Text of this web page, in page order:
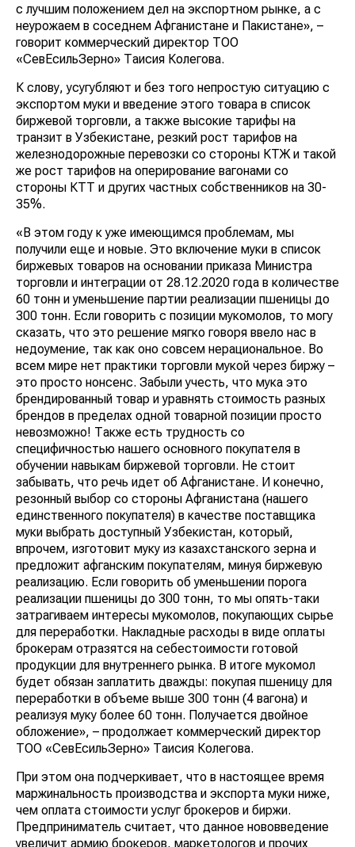
с лучшим положением дел на экспортном рынке, а с
неурожаем в соседнем Афганистане и Пакистане», –
говорит коммерческий директор ТОО
«СевЕсильЗерно» Таисия Колегова.
К слову, усугубляют и без того непростую ситуацию с
экспортом муки и введение этого товара в список
биржевой торговли, а также высокие тарифы на
транзит в Узбекистане, резкий рост тарифов на
железнодорожные перевозки со стороны КТЖ и такой
же рост тарифов на оперирование вагонами со
стороны КТТ и других частных собственников на 30-
35%.
«В этом году к уже имеющимся проблемам, мы
получили еще и новые. Это включение муки в список
биржевых товаров на основании приказа Министра
торговли и интеграции от 28.12.2020 года в количестве
60 тонн и уменьшение партии реализации пшеницы до
300 тонн. Если говорить с позиции мукомолов, то могу
сказать, что это решение мягко говоря ввело нас в
недоумение, так как оно совсем нерациональное. Во
всем мире нет практики торговли мукой через биржу –
это просто нонсенс. Забыли учесть, что мука это
брендированный товар и уравнять стоимость разных
брендов в пределах одной товарной позиции просто
невозможно! Также есть трудность со
специфичностью нашего основного покупателя в
обучении навыкам биржевой торговли. Не стоит
забывать, что речь идет об Афганистане. И конечно,
резонный выбор со стороны Афганистана (нашего
единственного покупателя) в качестве поставщика
муки выбрать доступный Узбекистан, который,
впрочем, изготовит муку из казахстанского зерна и
предложит афганским покупателям, минуя биржевую
реализацию. Если говорить об уменьшении порога
реализации пшеницы до 300 тонн, то мы опять-таки
затрагиваем интересы мукомолов, покупающих сырье
для переработки. Накладные расходы в виде оплаты
брокерам отразятся на себестоимости готовой
продукции для внутреннего рынка. В итоге мукомол
будет обязан заплатить дважды: покупая пшеницу для
переработки в объеме выше 300 тонн (4 вагона) и
реализуя муку более 60 тонн. Получается двойное
обложение», – продолжает коммерческий директор
ТОО «СевЕсильЗерно» Таисия Колегова.
При этом она подчеркивает, что в настоящее время
маржинальность производства и экспорта муки ниже,
чем оплата стоимости услуг брокеров и биржи.
Предприниматель считает, что данное нововведение
увеличит армию брокеров, маркетологов и прочих